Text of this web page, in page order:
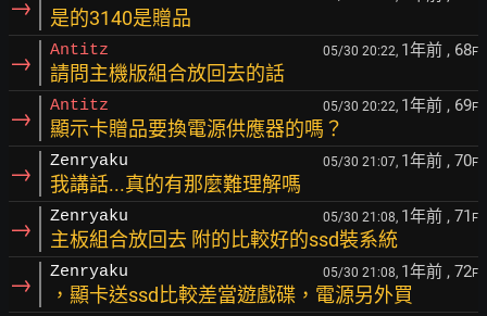
→ 是的3140是贈品
→ Antitz 05/30 20:22, 1年前 , 68F
請問主機版組合放回去的話
→ Antitz 05/30 20:22, 1年前 , 69F
顯示卡贈品要換電源供應器的嗎？
→ Zenryaku 05/30 21:07, 1年前 , 70F
我講話...真的有那麼難理解嗎
→ Zenryaku 05/30 21:08, 1年前 , 71 F
主板組合放回去 附的比較好的ssd裝系統
→ Zenryaku 05/30 21:08, 1年前 , 72F
，顯卡送ssd比較差當遊戲碟，電源另外買